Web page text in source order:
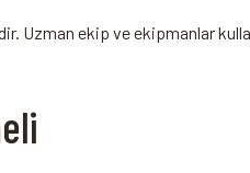
Uzman ekip ve ekipmanlar